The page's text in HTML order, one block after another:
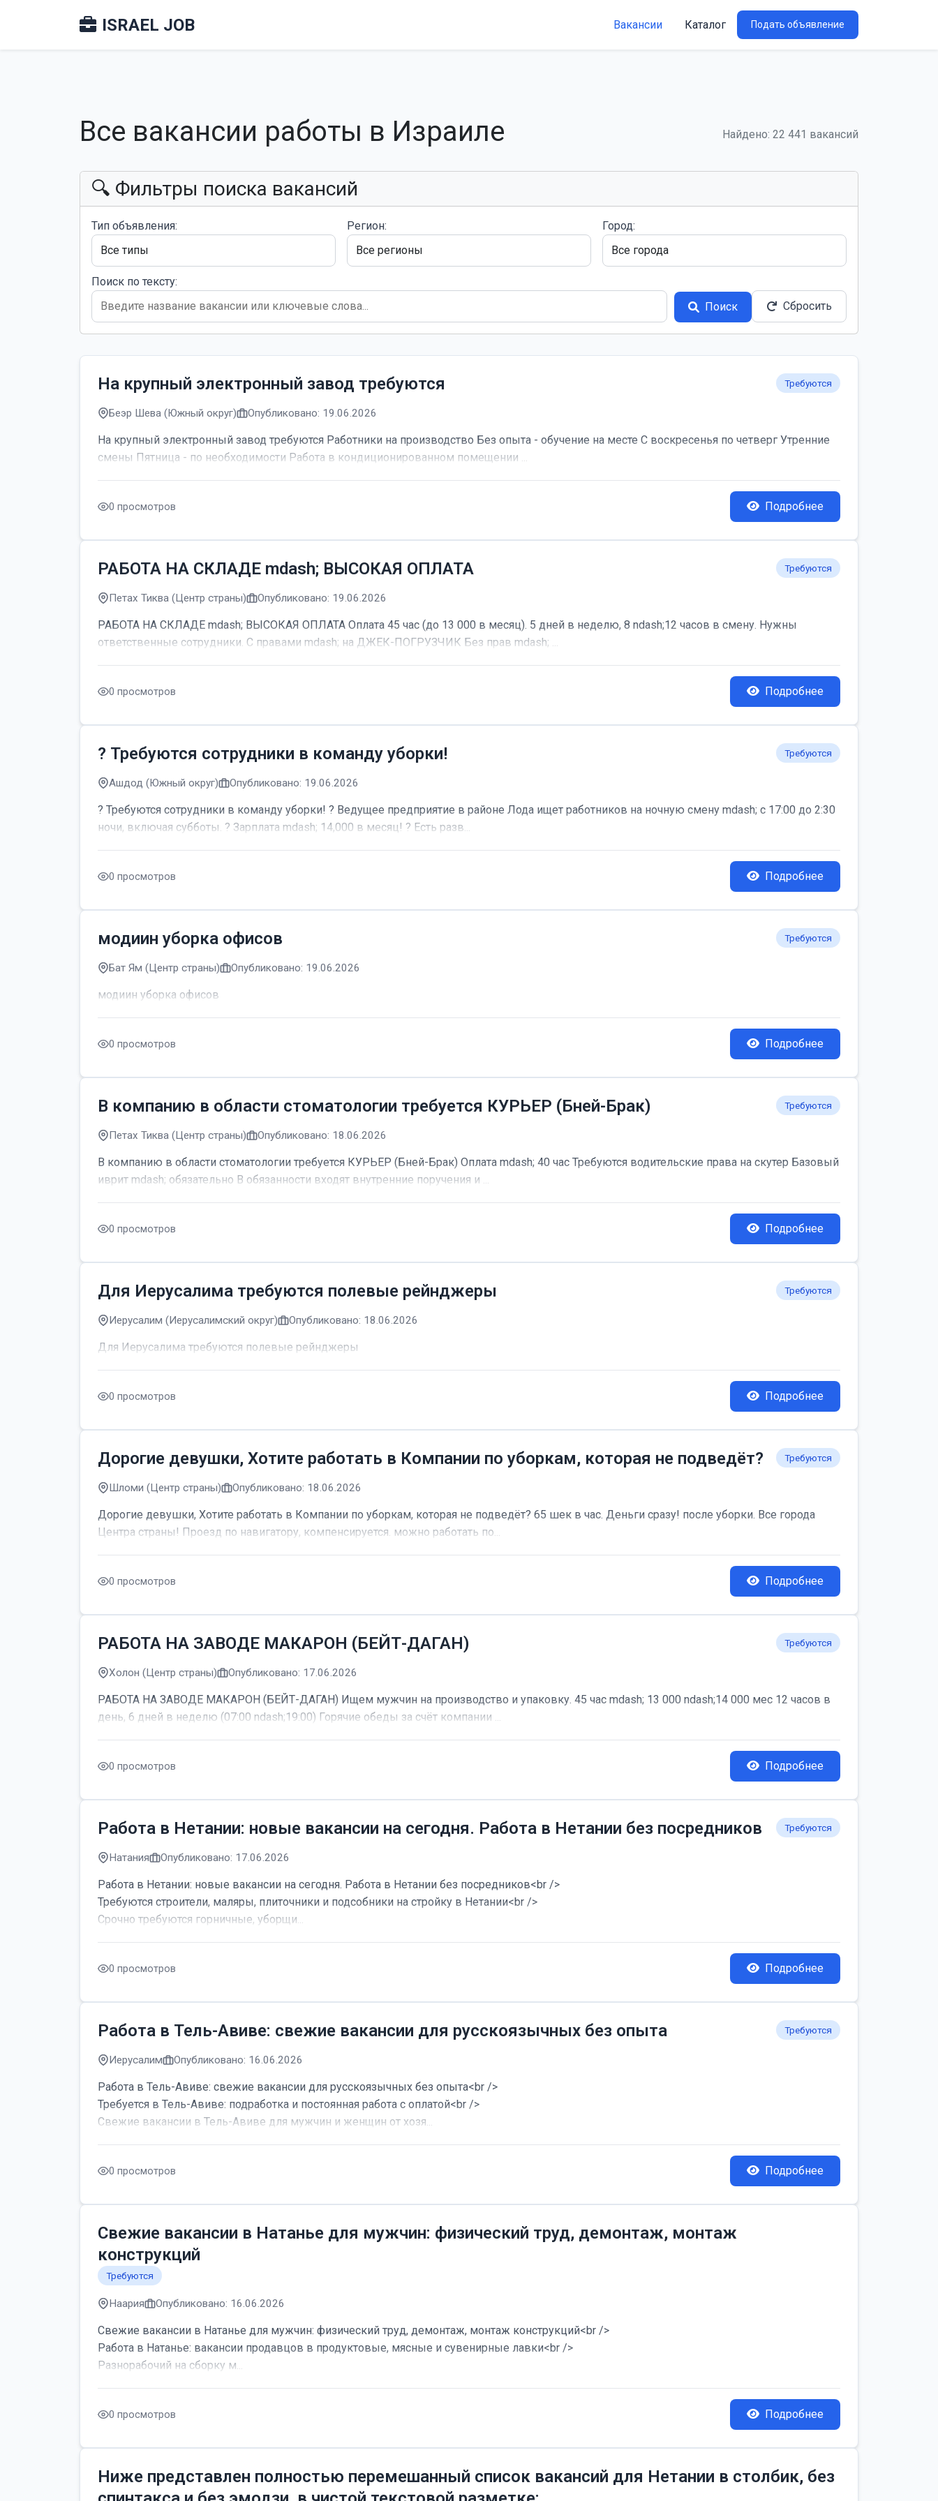
ISRAEL JOB Вакансии Каталог Подать объявление
Все вакансии работы в Израиле Найдено: 22 441 вакансий
🔍 Фильтры поиска вакансий
Тип объявления: Регион: Город:
Поиск по тексту:
Поиск
Сбросить
На крупный электронный завод требуются Требуются
Беэр Шева (Южный округ) Опубликовано: 19.06.2026
На крупный электронный завод требуются Работники на производство Без опыта - обучение на месте С воскресенья по четверг Утренние
смены Пятница - по необходимости Работа в кондиционированном помещении ...
0 просмотров Подробнее
РАБОТА НА СКЛАДЕ mdash; ВЫСОКАЯ ОПЛАТА Требуются
Петах Тиква (Центр страны) Опубликовано: 19.06.2026
РАБОТА НА СКЛАДЕ mdash; ВЫСОКАЯ ОПЛАТА Оплата 45 час (до 13 000 в месяц). 5 дней в неделю, 8 ndash;12 часов в смену. Нужны
ответственные сотрудники. С правами mdash; на ДЖЕК-ПОГРУЗЧИК Без прав mdash; ...
0 просмотров Подробнее
? Требуются сотрудники в команду уборки! Требуются
Ашдод (Южный округ) Опубликовано: 19.06.2026
? Требуются сотрудники в команду уборки! ? Ведущее предприятие в районе Лода ищет работников на ночную смену mdash; с 17:00 до 2:30
ночи, включая субботы. ? Зарплата mdash; 14,000 в месяц! ? Есть разв...
0 просмотров Подробнее
модиин уборка офисов Требуются
Бат Ям (Центр страны) Опубликовано: 19.06.2026
модиин уборка офисов
0 просмотров Подробнее
В компанию в области стоматологии требуется КУРЬЕР (Бней-Брак) Требуются
Петах Тиква (Центр страны) Опубликовано: 18.06.2026
В компанию в области стоматологии требуется КУРЬЕР (Бней-Брак) Оплата mdash; 40 час Требуются водительские права на скутер Базовый
иврит mdash; обязательно В обязанности входят внутренние поручения и ...
0 просмотров Подробнее
Для Иерусалима требуются полевые рейнджеры Требуются
Иерусалим (Иерусалимский округ) Опубликовано: 18.06.2026
Для Иерусалима требуются полевые рейнджеры
0 просмотров Подробнее
Дорогие девушки, Хотите работать в Компании по уборкам, которая не подведёт? Требуются
Шломи (Центр страны) Опубликовано: 18.06.2026
Дорогие девушки, Хотите работать в Компании по уборкам, которая не подведёт? 65 шек в час. Деньги сразу! после уборки. Все города
Центра страны! Проезд по навигатору, компенсируется. можно работать по...
0 просмотров Подробнее
РАБОТА НА ЗАВОДЕ МАКАРОН (БЕЙТ-ДАГАН) Требуются
Холон (Центр страны) Опубликовано: 17.06.2026
РАБОТА НА ЗАВОДЕ МАКАРОН (БЕЙТ-ДАГАН) Ищем мужчин на производство и упаковку. 45 час mdash; 13 000 ndash;14 000 мес 12 часов в
день, 6 дней в неделю (07:00 ndash;19:00) Горячие обеды за счёт компании ...
0 просмотров Подробнее
Работа в Нетании: новые вакансии на сегодня. Работа в Нетании без посредников Требуются
Натания Опубликовано: 17.06.2026
Работа в Нетании: новые вакансии на сегодня. Работа в Нетании без посредников<br />
Требуются строители, маляры, плиточники и подсобники на стройку в Нетании<br />
Срочно требуются горничные, уборщи...
0 просмотров Подробнее
Работа в Тель-Авиве: свежие вакансии для русскоязычных без опыта Требуются
Иерусалим Опубликовано: 16.06.2026
Работа в Тель-Авиве: свежие вакансии для русскоязычных без опыта<br />
Требуется в Тель-Авиве: подработка и постоянная работа с оплатой<br />
Свежие вакансии в Тель-Авиве для мужчин и женщин от хозя...
0 просмотров Подробнее
Свежие вакансии в Натанье для мужчин: физический труд, демонтаж, монтаж
конструкций
Требуются
Наария Опубликовано: 16.06.2026
Свежие вакансии в Натанье для мужчин: физический труд, демонтаж, монтаж конструкций<br />
Работа в Натанье: вакансии продавцов в продуктовые, мясные и сувенирные лавки<br />
Разнорабочий на сборку м...
0 просмотров Подробнее
Ниже представлен полностью перемешанный список вакансий для Нетании в столбик, без